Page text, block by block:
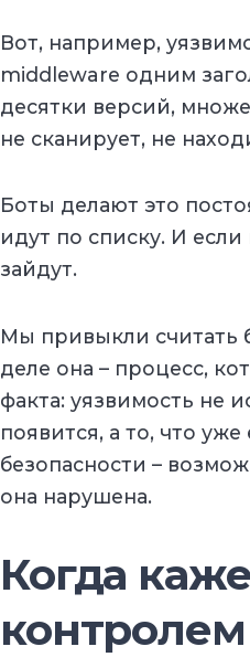
Вот, например,
middleware одним
десятки версий,
не сканирует, не
Боты делают это
идут по списку. И
зайдут.
Мы привыкли считать
деле она – процесс,
факта: уязвимость не
появится, а то, что
безопасности –
она нарушена.
Когда
контролем